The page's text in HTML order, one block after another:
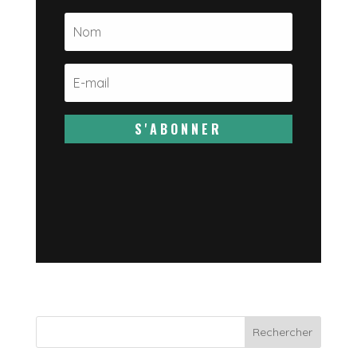
S'ABONNER
Rechercher